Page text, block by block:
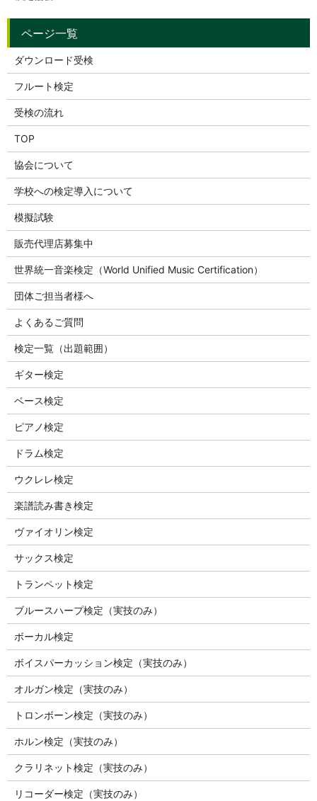
ダウンロード受検
フルート検定
受検の流れ
TOP
協会について
学校への検定導入について
模擬試験
販売代理店募集中
世界統一音楽検定（World Unified Music Certification）
団体ご担当者様へ
よくあるご質問
検定一覧（出題範囲）
ギター検定
ベース検定
ピアノ検定
ドラム検定
ウクレレ検定
楽譜読み書き検定
ヴァイオリン検定
サックス検定
トランペット検定
ブルースハープ検定（実技のみ）
ボーカル検定
ボイスパーカッション検定（実技のみ）
オルガン検定（実技のみ）
トロンボーン検定（実技のみ）
ホルン検定（実技のみ）
クラリネット検定（実技のみ）
リコーダー検定（実技のみ）